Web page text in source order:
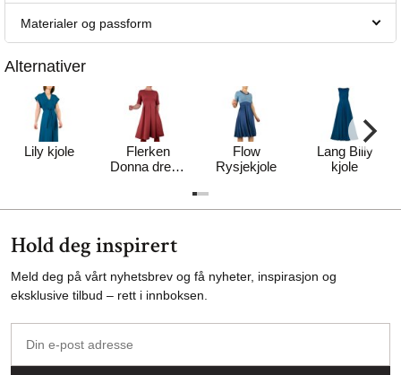
Materialer og passform
Alternativer
Lily kjole
Flerken
Donna dress
Flow
Rysjekjole
Lang Billy
kjole
Hold deg inspirert
Meld deg på vårt nyhetsbrev og få nyheter, inspirasjon og
eksklusive tilbud – rett i innboksen.
post